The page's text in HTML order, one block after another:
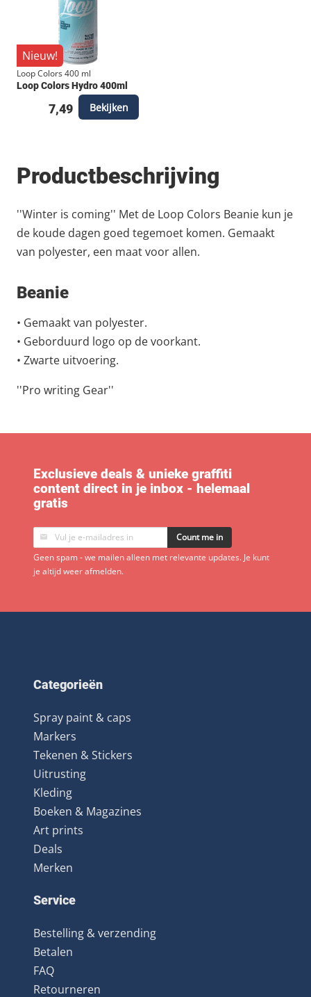
Nieuw!
Loop Colors 400 ml
Loop Colors Hydro 400ml
7,49 Bekijken
Productbeschrijving
''Winter is coming'' Met de Loop Colors Beanie kun je
de koude dagen goed tegemoet komen. Gemaakt
van polyester, een maat voor allen.
Beanie
• Gemaakt van polyester.
• Geborduurd logo op de voorkant.
• Zwarte uitvoering.
''Pro writing Gear''
Exclusieve deals & unieke graffiti
content direct in je inbox - helemaal
gratis
Count me in
Geen spam - we mailen alleen met relevante updates. Je kunt
je altijd weer afmelden.
Categorieën
Spray paint & caps
Markers
Tekenen & Stickers
Uitrusting
Kleding
Boeken & Magazines
Art prints
Deals
Merken
Service
Bestelling & verzending
Betalen
FAQ
Retourneren